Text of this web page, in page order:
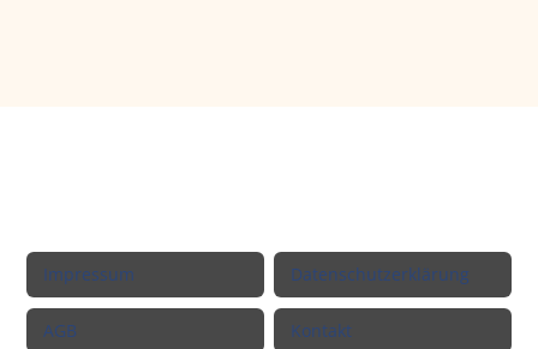
Impressum Datenschutzerklärung
AGB Kontakt